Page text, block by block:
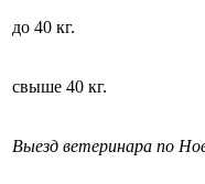
до 40 кг.
свыше 40 кг.
Выезд ветеринара по